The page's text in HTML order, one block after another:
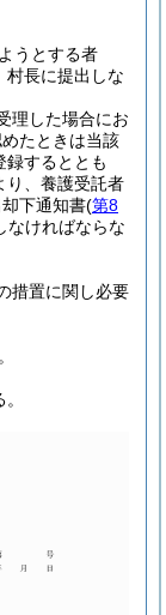
うとする者
村長に提出しな
理した場合にお
たときは当該
録するととも
り、養護受託者
下通知書(第8
なければならな
措置に関し必要